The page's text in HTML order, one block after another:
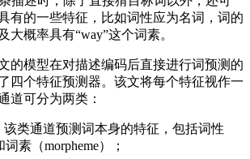
有的一些特征，比如词性应为名词，词的
大概率具有“way”这个词素。
模型在对描述编码后直接进行词预测的
四个特征预测器。该文将每个特征视作一
道可分为两类：
通道预测词本身的特征，包括词性
词素（morpheme）；